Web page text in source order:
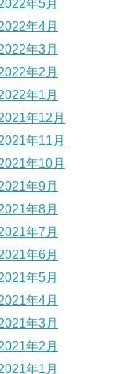
年5月
年4月
年3月
年2月
年1月
年12月
年11月
年10月
年9月
年8月
年7月
年6月
年5月
年4月
年3月
年2月
年1月